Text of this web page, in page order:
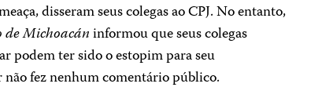
disseram seus colegas ao CPJ. No entanto,
de Michoacáninformou que seus colegas
podem ter sido o estopim para seu
fez nenhum comentário público.